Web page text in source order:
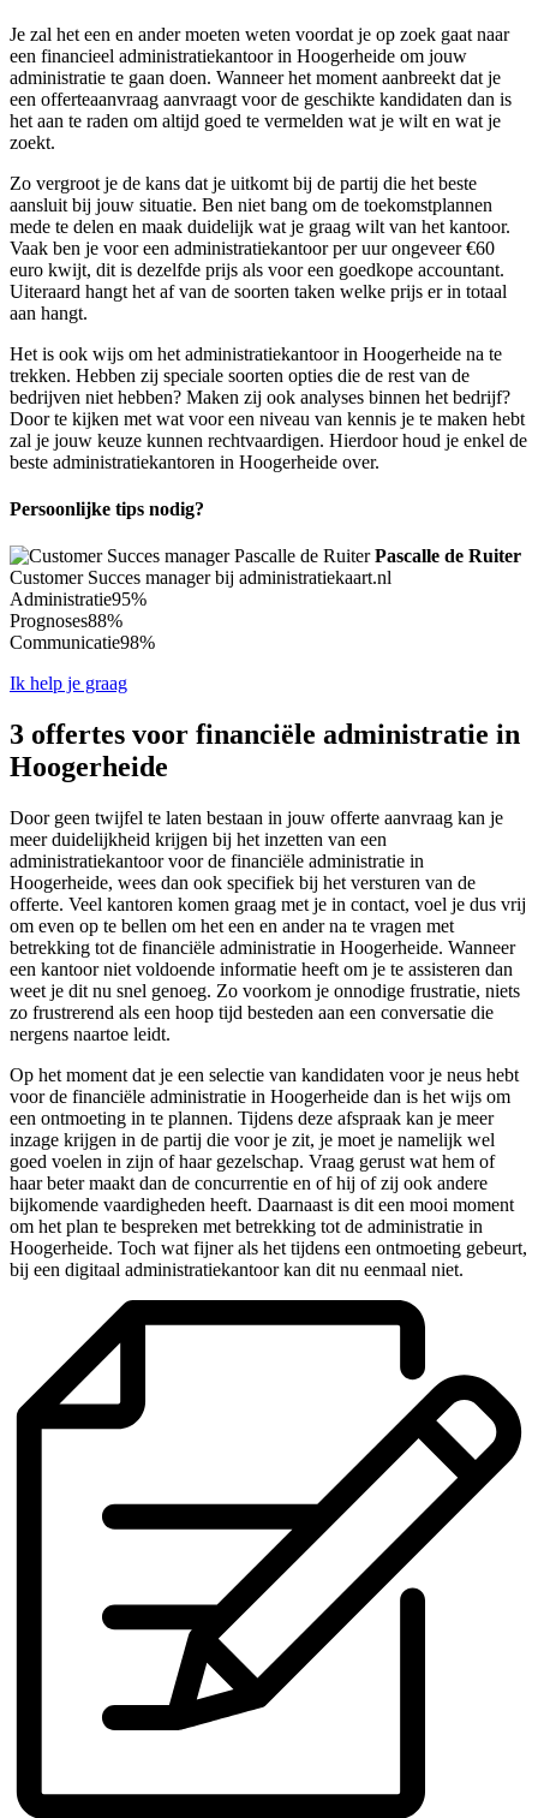
Je zal het een en ander moeten weten voordat je op zoek gaat naar
een financieel administratiekantoor in Hoogerheide om jouw
administratie te gaan doen. Wanneer het moment aanbreekt dat je
een offerteaanvraag aanvraagt voor de geschikte kandidaten dan is
het aan te raden om altijd goed te vermelden wat je wilt en wat je
zoekt.
Zo vergroot je de kans dat je uitkomt bij de partij die het beste
aansluit bij jouw situatie. Ben niet bang om de toekomstplannen
mede te delen en maak duidelijk wat je graag wilt van het kantoor.
Vaak ben je voor een administratiekantoor per uur ongeveer €60
euro kwijt, dit is dezelfde prijs als voor een goedkope accountant.
Uiteraard hangt het af van de soorten taken welke prijs er in totaal
aan hangt.
Het is ook wijs om het administratiekantoor in Hoogerheide na te
trekken. Hebben zij speciale soorten opties die de rest van de
bedrijven niet hebben? Maken zij ook analyses binnen het bedrijf?
Door te kijken met wat voor een niveau van kennis je te maken hebt
zal je jouw keuze kunnen rechtvaardigen. Hierdoor houd je enkel de
beste administratiekantoren in Hoogerheide over.
Persoonlijke tips nodig?
Pascalle de Ruiter
Customer Succes manager bij administratiekaart.nl
Administratie95%
Prognoses88%
Communicatie98%
Ik help je graag
3 offertes voor financiële administratie in
Hoogerheide
Door geen twijfel te laten bestaan in jouw offerte aanvraag kan je
meer duidelijkheid krijgen bij het inzetten van een
administratiekantoor voor de financiële administratie in
Hoogerheide, wees dan ook specifiek bij het versturen van de
offerte. Veel kantoren komen graag met je in contact, voel je dus vrij
om even op te bellen om het een en ander na te vragen met
betrekking tot de financiële administratie in Hoogerheide. Wanneer
een kantoor niet voldoende informatie heeft om je te assisteren dan
weet je dit nu snel genoeg. Zo voorkom je onnodige frustratie, niets
zo frustrerend als een hoop tijd besteden aan een conversatie die
nergens naartoe leidt.
Op het moment dat je een selectie van kandidaten voor je neus hebt
voor de financiële administratie in Hoogerheide dan is het wijs om
een ontmoeting in te plannen. Tijdens deze afspraak kan je meer
inzage krijgen in de partij die voor je zit, je moet je namelijk wel
goed voelen in zijn of haar gezelschap. Vraag gerust wat hem of
haar beter maakt dan de concurrentie en of hij of zij ook andere
bijkomende vaardigheden heeft. Daarnaast is dit een mooi moment
om het plan te bespreken met betrekking tot de administratie in
Hoogerheide. Toch wat fijner als het tijdens een ontmoeting gebeurt,
bij een digitaal administratiekantoor kan dit nu eenmaal niet.